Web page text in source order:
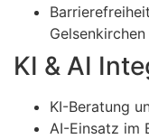
Gelsenkirchen
KI & AI
KI-Beratung
AI-Einsatz im